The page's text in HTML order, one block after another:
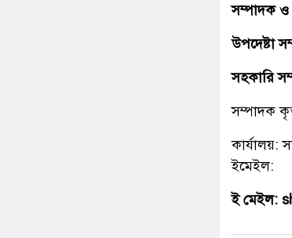
সম্পাদক ও
উপদেষ্টা
সহকারি
সম্পাদক
কার্যালয়:
ইমেইল:
ই মেইল: